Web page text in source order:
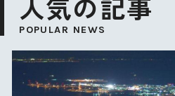
人気の記事
POPULAR NEWS